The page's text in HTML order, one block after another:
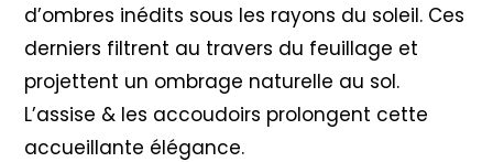
d’ombres inédits sous les rayons du soleil. Ces
derniers filtrent au travers du feuillage et
projettent un ombrage naturelle au sol.
L’assise & les accoudoirs prolongent cette
accueillante élégance.